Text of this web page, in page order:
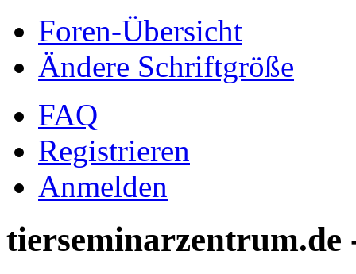
Foren-Übersicht
Ändere Schriftgröße
FAQ
Registrieren
Anmelden
tierseminarzentrum.de